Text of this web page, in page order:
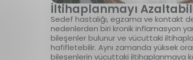
İltihaplanmayı
Sedef hastalığı, egzama ve kontakt
nedenlerden biri kronik inflamasyon
bileşenler bulunur ve vücuttaki
hafifletebilir. Aynı zamanda yüksek
bileşenlerin vücuttaki iltihaplanmaya